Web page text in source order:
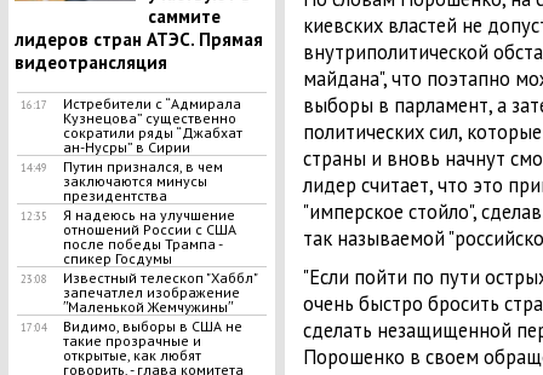
саммите
лидеров стран АТЭС. Прямая
видеотрансляция
16:17
Истребители с “Адмирала
Кузнецова” существенно
сократили ряды “Джабхат
ан-Нусры” в Сирии
14:49
Путин признался, в чем
заключаются минусы
президентства
12:35
Я надеюсь на улучшение
отношений России с США
после победы Трампа -
спикер Госдумы
23:08
Известный телескоп "Хаббл"
запечатлел изображение
ʺМаленькой Жемчужиныʺ
17:04
Видимо, выборы в США не
такие прозрачные и
открытые, как любят
говорить, - глава комитета
киевских властей не
внутриполитической
майдана", что поэтапно
выборы в парламент, а
политических сил,
страны и вновь начнут
лидер считает, что это
"имперское стойло",
так называемой
"Если пойти по пути
очень быстро бросить
сделать незащищенной
Порошенко в своем